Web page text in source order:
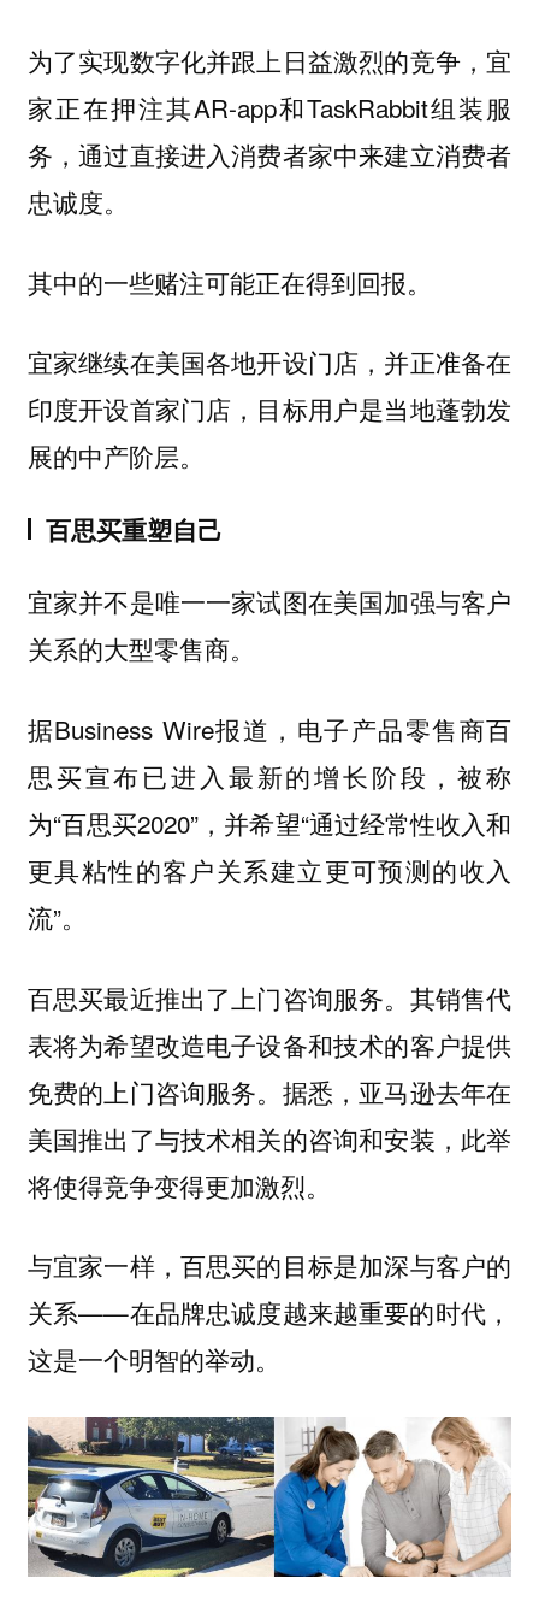
为了实现数字化并跟上日益激烈的竞争，宜
家正在押注其AR-app和TaskRabbit组装服
务，通过直接进入消费者家中来建立消费者
忠诚度。
其中的一些赌注可能正在得到回报。
宜家继续在美国各地开设门店，并正准备在
印度开设首家门店，目标用户是当地蓬勃发
展的中产阶层。
百思买重塑自己
宜家并不是唯一一家试图在美国加强与客户
关系的大型零售商。
据Business Wire报道，电子产品零售商百
思买宣布已进入最新的增长阶段，被称
为“百思买2020”，并希望“通过经常性收入和
更具粘性的客户关系建立更可预测的收入
流”。
百思买最近推出了上门咨询服务。其销售代
表将为希望改造电子设备和技术的客户提供
免费的上门咨询服务。据悉，亚马逊去年在
美国推出了与技术相关的咨询和安装，此举
将使得竞争变得更加激烈。
与宜家一样，百思买的目标是加深与客户的
关系——在品牌忠诚度越来越重要的时代，
这是一个明智的举动。